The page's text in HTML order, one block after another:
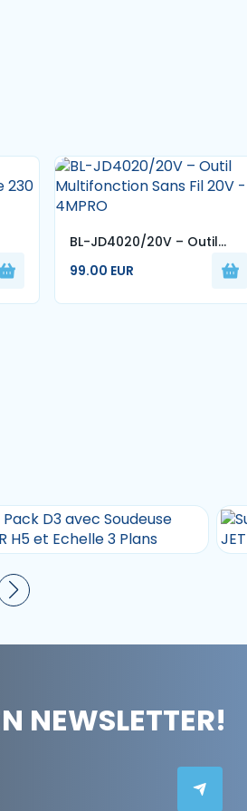
BL-JD4020/20V – Outil
Multifonction Sans Fil 20V
99.00 EUR
NEWSLETTER!